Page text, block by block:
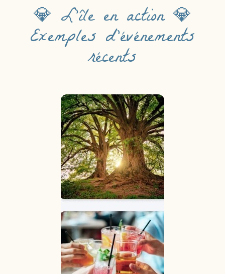
💎 L'île en action 💎
Exemples d'événements
récents